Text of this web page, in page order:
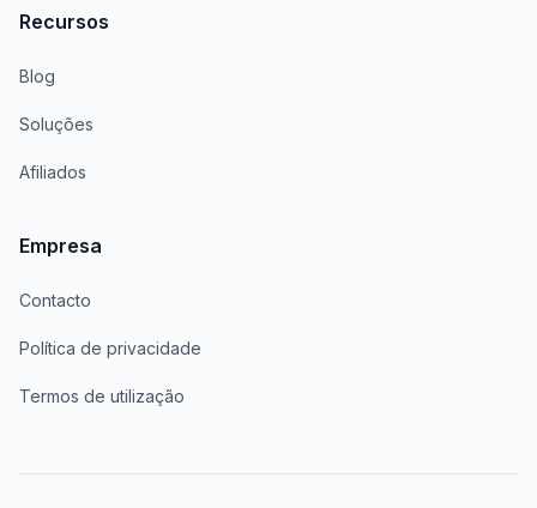
Recursos
Blog
Soluções
Afiliados
Empresa
Contacto
Política de privacidade
Termos de utilização